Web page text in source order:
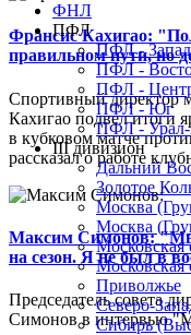
Франсис Кахигао:
правильном пути, но
Спортивный директор
Кахигао подвел итоги
в кубковом матче
рассказал о работе
Максим Симонов: "Мы
на сезон. Я не был в
Председатель совета
Симонов в интервью
ФНЛ
ПФЛ
ПФЛ - Запад
ПФЛ -
ПФЛ -
ПФЛ - Юг
ПФЛ -
III дивизион
Дальний
Золотое
Москва
Москва
Московская
Московская
Приволжье
Северо-
Сибирь